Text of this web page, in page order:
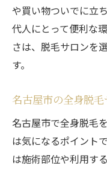
や買い物ついでに立
代人にとって便利な
さは、脱毛サロンを
す。
名古屋市の全身脱
名古屋市で全身脱毛
は気になるポイント
は施術部位や利用す